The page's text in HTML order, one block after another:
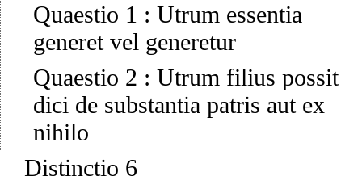
Quaestio 1 : Utrum essentia
generet vel generetur
Quaestio 2 : Utrum filius possit
dici de substantia patris aut ex
nihilo
Distinctio 6